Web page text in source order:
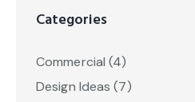
Categories
Commercial (4)
Design Ideas (7)